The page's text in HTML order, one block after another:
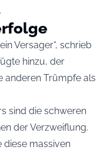
Versager“, schrieb
hinzu, der
anderen Trümpfe als
sind die schweren
der Verzweiflung.
diese massiven